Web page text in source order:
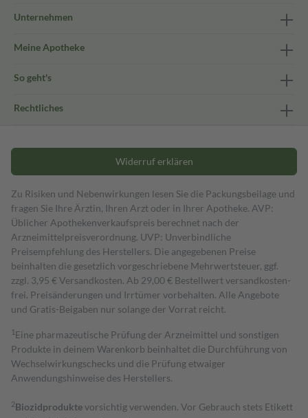
Unternehmen
Meine Apotheke
So geht's
Rechtliches
Widerruf erklären
Zu Risiken und Nebenwirkungen lesen Sie die Packungsbeilage und
fragen Sie Ihre Ärztin, Ihren Arzt oder in Ihrer Apotheke. AVP:
Üblicher Apothekenverkaufspreis berechnet nach der
Arzneimittelpreisverordnung. UVP: Unverbindliche
Preisempfehlung des Herstellers. Die angegebenen Preise
beinhalten die gesetzlich vorgeschriebene Mehrwertsteuer, ggf.
zzgl. 3,95 € Versandkosten. Ab 29,00 € Bestell­wert versand­kosten­
frei. Preisänderungen und Irrtümer vorbehalten. Alle Angebote
und Gratis-Beigaben nur solange der Vorrat reicht.
1 Eine pharmazeutische Prüfung der Arzneimittel und sonstigen
Produkte in deinem Warenkorb beinhaltet die Durchführung von
Wechselwirkungschecks und die Prüfung etwaiger
Anwendungshinweise des Herstellers.
2Biozidproduktevorsichtig verwenden. Vor Gebrauch stets Etikett